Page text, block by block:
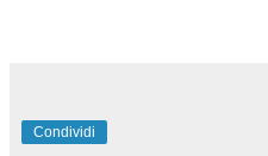
Condividi